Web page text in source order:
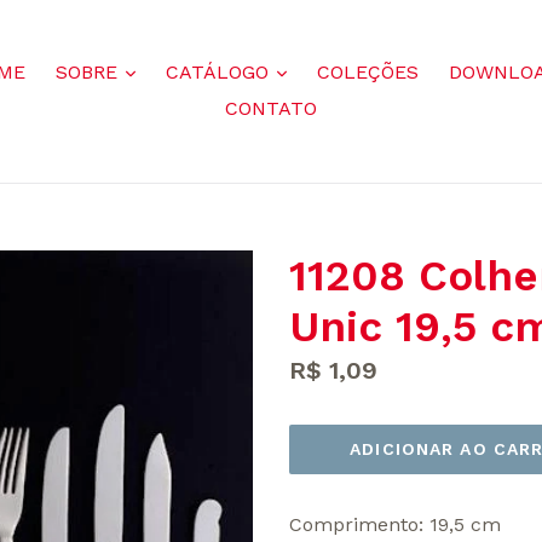
SOBRE maisCATÁLOGO maisCOLEÇÕES
CONTATO
11208
Unic 19,5
Preço
R$ 1,09
ADICIONAR AO
Comprimento: 19,5 cm